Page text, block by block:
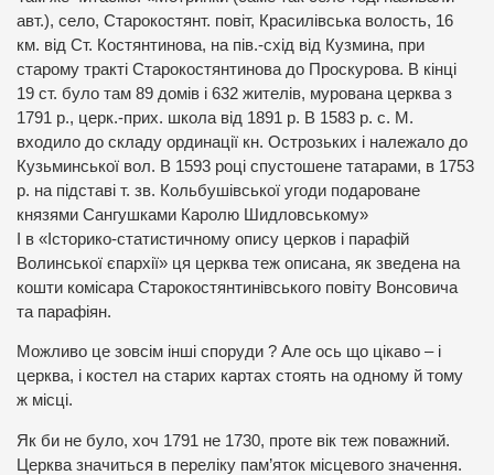
авт.), село, Старокостянт. повіт, Красилівська волость, 16
км. від Ст. Костянтинова, на пів.-схід від Кузмина, при
старому тракті Старокостянтинова до Проскурова. В кінці
19 ст. було там 89 домів і 632 жителів, мурована церква з
1791 р., церк.-прих. школа від 1891 р. В 1583 р. с. М.
входило до складу ординації кн. Острозьких і належало до
Кузьминської вол. В 1593 році спустошене татарами, в 1753
р. на підставі т. зв. Кольбушівської угоди подароване
князями Сангушками Каролю Шидловському»
І в «Історико-статистичному опису церков і парафій
Волинської єпархії» ця церква теж описана, як зведена на
кошти комісара Старокостянтинівського повіту Вонсовича
та парафіян.
Можливо це зовсім інші споруди ? Але ось що цікаво – і
церква, і костел на старих картах стоять на одному й тому
ж місці.
Як би не було, хоч 1791 не 1730, проте вік теж поважний.
Церква значиться в переліку пам’яток місцевого значення.